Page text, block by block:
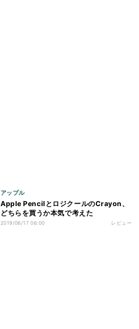
アップル
Apple PencilとロジクールのCrayon、
どちらを買うか本気で考えた
2019/06/17 06:00 レビュー